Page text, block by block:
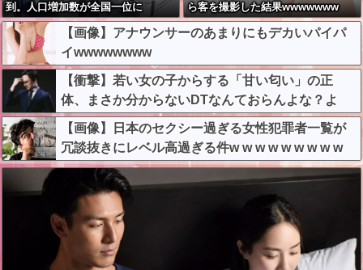
到。人口増加数が全国一位に
ら客を撮影した結果wwwwwww
【画像】アナウンサーのあまりにもデカいパイパ
イwwwwwwww
【衝撃】若い女の子からする「甘い匂い」の正
体、まさか分からないDTなんておらんよな？よ
な？w w w w w w w w w w w
【画像】日本のセクシー過ぎる女性犯罪者一覧が
冗談抜きにレベル高過ぎる件w w w w w w w w w